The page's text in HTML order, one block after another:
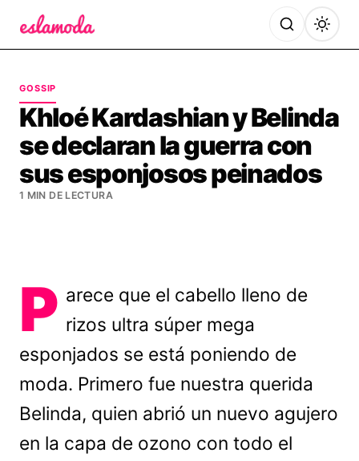
GOSSIP
Khloé Kardashian y Belinda
se declaran la guerra con
sus esponjosos peinados
1 MIN DE LECTURA
P arece que el cabello lleno de
rizos ultra súper mega
esponjados se está poniendo de
moda. Primero fue nuestra querida
Belinda, quien abrió un nuevo agujero
en la capa de ozono con todo el